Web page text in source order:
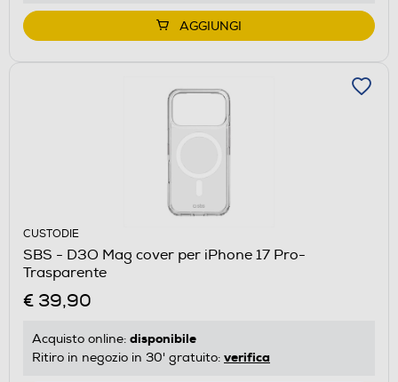
AGGIUNGI
CUSTODIE
SBS - D3O Mag cover per iPhone 17 Pro-
Trasparente
€ 39,90
Acquisto online: disponibile
Ritiro in negozio in 30' gratuito: verifica